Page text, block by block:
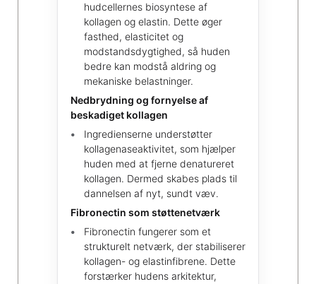
hudcellernes biosyntese af
kollagen og elastin. Dette øger
fasthed, elasticitet og
modstandsdygtighed, så huden
bedre kan modstå aldring og
mekaniske belastninger.
Nedbrydning og fornyelse af
beskadiget kollagen
Ingredienserne understøtter
kollagenaseaktivitet, som hjælper
huden med at fjerne denatureret
kollagen. Dermed skabes plads til
dannelsen af nyt, sundt væv.
Fibronectin som støttenetværk
Fibronectin fungerer som et
strukturelt netværk, der stabiliserer
kollagen- og elastinfibrene. Dette
forstærker hudens arkitektur,